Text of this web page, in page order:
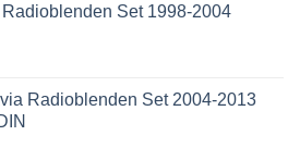
Set 1998-2004
Radioblenden Set 2004-2013